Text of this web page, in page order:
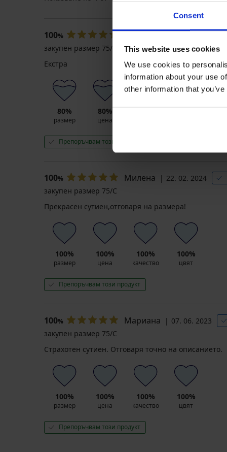
Consent
This website uses cookies
We use cookies to
information about your use
other information that
100% Ники
закупен размер 75/B
Екстра
80%
размер
80%
цена
80% 80%
Препоръчвам този продукт
100% Милена 22. 02. 2024
закупен размер 75/C
Прекрасен сутиен,отговаря на размера!
100%
размер
100%
цена
100%
качество
100%
цвят
Препоръчвам този продукт
100% Мариана 07. 06. 2023
закупен размер 75/C
Страхотен сутиен. Отговаря точно на описанието.
100%
размер
100%
цена
100%
качество
100%
цвят
Препоръчвам този продукт